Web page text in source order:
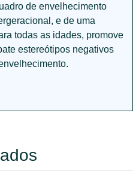
de envelhecimento
e de uma
todas as idades, promove
estereótipos negativos